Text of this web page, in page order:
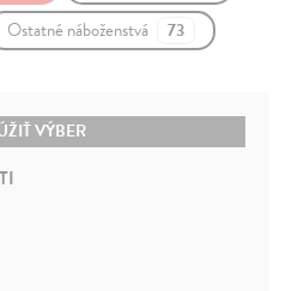
Ostatné náboženstvá 73
VÝBER